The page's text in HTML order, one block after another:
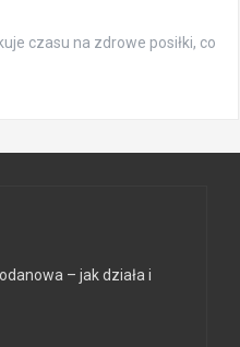
czasu na zdrowe posiłki, co
– jak działa i